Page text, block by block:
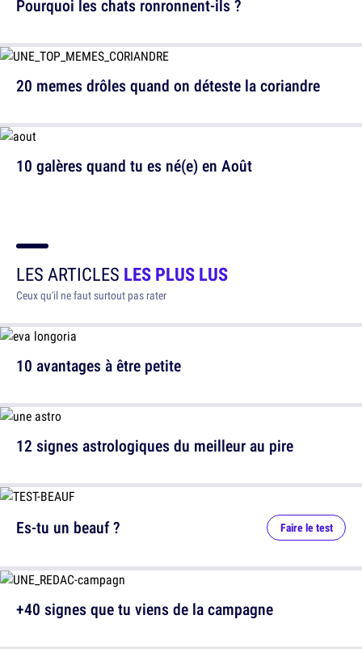
20 memes drôles quand on déteste la coriandre
Pourquoi les chats ronronnent-ils ?
10 galères quand tu es né(e) en Août
LES ARTICLES LES PLUS LUS
Ceux qu'il ne faut surtout pas rater
10 avantages à être petite
12 signes astrologiques du meilleur au pire
Es-tu un beauf ? Faire le test
+40 signes que tu viens de la campagne